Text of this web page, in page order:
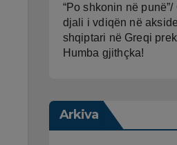
“Po shkonin në
djali i vdiqën në
shqiptari në Greqi
Humba gjithçka!
Arkiva